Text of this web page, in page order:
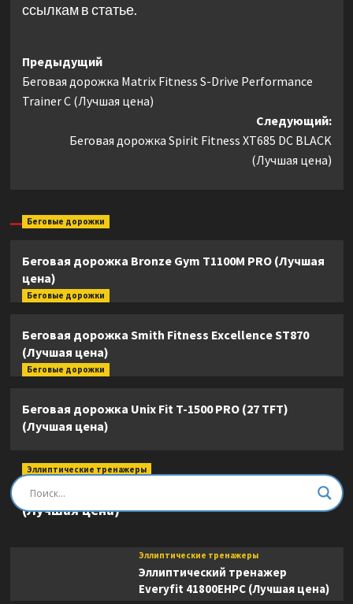
ссылкам в статье.
Навигация
записи
Предыдущий
Беговая дорожка Matrix Fitness S-Drive Performance
Trainer С (Лучшая цена)
Следующий:
Беговая дорожка Spirit Fitness XT685 DC BLACK
(Лучшая цена)
Беговые дорожки
Беговая дорожка Bronze Gym T1100M PRO (Лучшая
цена)
Беговые дорожки
Беговая дорожка Smith Fitness Excellence ST870
(Лучшая цена)
Беговые дорожки
Беговая дорожка Unix Fit T-1500 PRO (27 TFT)
(Лучшая цена)
Эллиптические тренажеры
Эллиптический тренажер DFC E8745T
(Лучшая цена)
Эллиптические тренажеры
Эллиптический тренажер
Everyfit 41800EHPC (Лучшая цена)